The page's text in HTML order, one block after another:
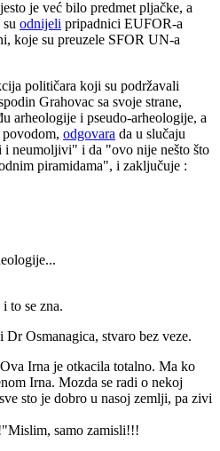
je već bilo predmet pljačke, a
odnijeli pripadnici EUFOR-a
koje su preuzele SFOR UN-a
političara koji su podržavali
Grahovac sa svoje strane,
arheologije i pseudo-arheologije, a
odgovara da u slučaju
neumoljivi" i da "ovo nije nešto što
piramidama", i zaključuje :
to se zna.
Osmanagica, stvaro bez veze.
Irna je otkacila totalno. Ma ko
Irna. Mozda se radi o nekoj
sto je dobro u nasoj zemlji, pa zivi
samo zamisli!!!